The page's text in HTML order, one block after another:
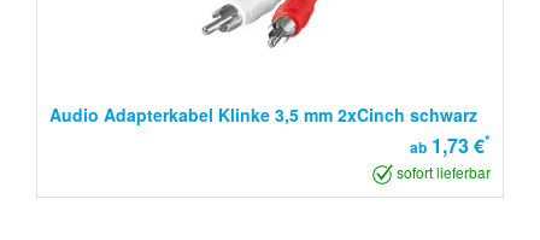
Audio Adapterkabel Klinke 3,5 mm 2xCinch schwarz
ab 1,73 €*
sofort lieferbar